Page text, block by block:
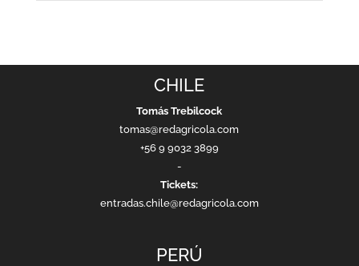
CHILE
Tomás Trebilcock
tomas@redagricola.com
+56 9 9032 3899
-
Tickets:
entradas.chile@redagricola.com
PERÚ